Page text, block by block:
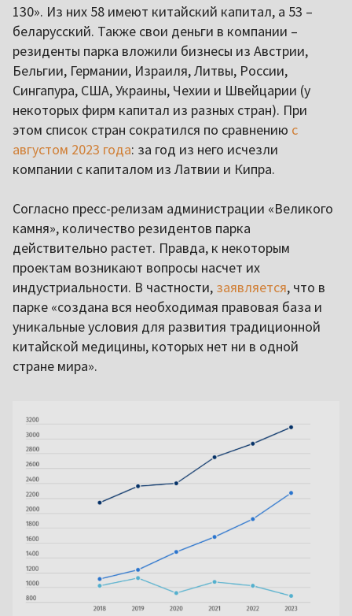
130». Из них 58 имеют китайский капитал, а 53 –
беларусский. Также свои деньги в компании –
резиденты парка вложили бизнесы из Австрии,
Бельгии, Германии, Израиля, Литвы, России,
Сингапура, США, Украины, Чехии и Швейцарии (у
некоторых фирм капитал из разных стран). При
этом список стран сократился по сравнению с
августом 2023 года: за год из него исчезли
компании с капиталом из Латвии и Кипра.
Согласно пресс-релизам администрации «Великого
камня», количество резидентов парка
действительно растет. Правда, к некоторым
проектам возникают вопросы насчет их
индустриальности. В частности, заявляется, что в
парке «создана вся необходимая правовая база и
уникальные условия для развития традиционной
китайской медицины, которых нет ни в одной
стране мира».